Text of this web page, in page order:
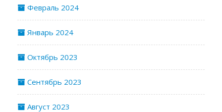
Февраль 2024
Январь 2024
Октябрь 2023
Сентябрь 2023
Август 2023